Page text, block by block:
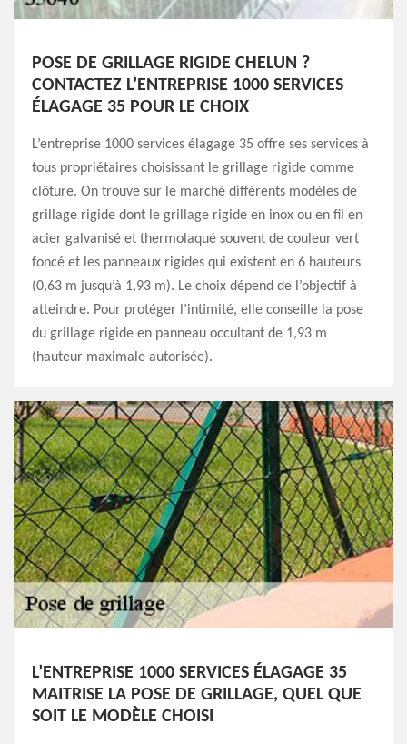
POSE DE GRILLAGE RIGIDE CHELUN ?
CONTACTEZ L’ENTREPRISE 1000 SERVICES
ÉLAGAGE 35 POUR LE CHOIX
L’entreprise 1000 services élagage 35 offre ses services à
tous propriétaires choisissant le grillage rigide comme
clôture. On trouve sur le marché différents modèles de
grillage rigide dont le grillage rigide en inox ou en fil en
acier galvanisé et thermolaqué souvent de couleur vert
foncé et les panneaux rigides qui existent en 6 hauteurs
(0,63 m jusqu’à 1,93 m). Le choix dépend de l’objectif à
atteindre. Pour protéger l’intimité, elle conseille la pose
du grillage rigide en panneau occultant de 1,93 m
(hauteur maximale autorisée).
L’ENTREPRISE 1000 SERVICES ÉLAGAGE 35
MAITRISE LA POSE DE GRILLAGE, QUEL QUE
SOIT LE MODÈLE CHOISI